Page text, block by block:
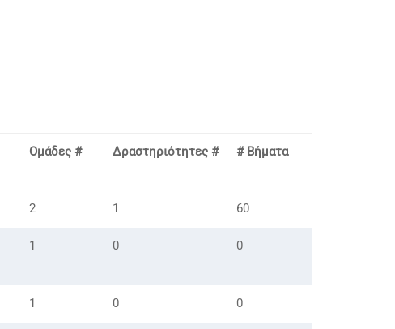
Ομάδες # Δραστηριότητες # # Βήματα
2 1 60
1 0 0
1 0 0